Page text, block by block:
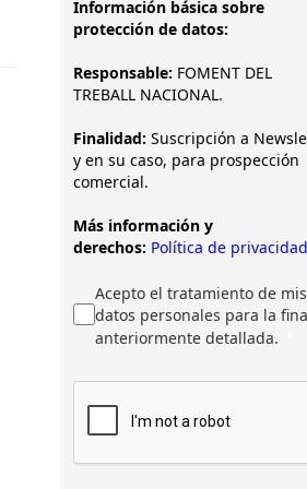
Información básica sobre
protección de datos:
Responsable: FOMENT DEL
TREBALL NACIONAL.
Finalidad: Suscripción a
y en su caso, para prospección
comercial.
Más información y
derechos: Política de
Acepto el tratamiento de mis
datos personales para la
anteriormente detallada.